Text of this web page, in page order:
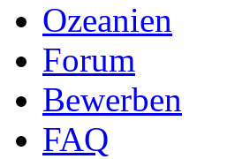
Ozeanien
Forum
Bewerben
FAQ